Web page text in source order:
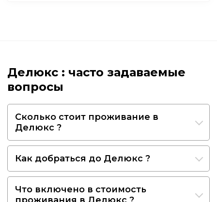
Делюкс : часто задаваемые
вопросы
Сколько стоит проживание в
Делюкс ?
Как добраться до Делюкс ?
Что включено в стоимость